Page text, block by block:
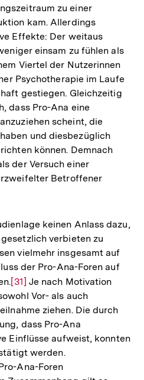
zu einer
kam. Allerdings
Effekte: Der weitaus
einsam zu fühlen als
Viertel der Nutzerinnen
Psychotherapie im Laufe
gestiegen. Gleichzeitig
dass Pro-Ana eine
scheint, die
und diesbezüglich
können. Demnach
der Versuch einer
Betroffener
keinen Anlass dazu,
verbieten zu
vielmehr insgesamt auf
der Pro-Ana-Foren auf
Zur
Auflösung
der
Fußnote
[31] Je nach Motivation
Vor- als auch
ziehen. Die durch
dass Pro-Ana
Einflüsse aufweist, konnten
werden.
Ana-Foren